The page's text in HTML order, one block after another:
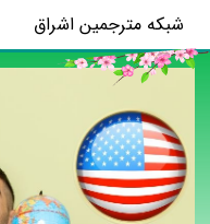
شبکه مترجمین اشراق